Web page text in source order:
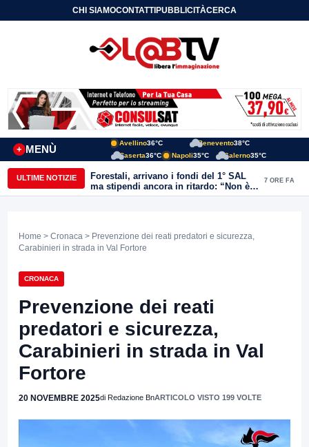
CHI SIAMOCONTATTIPUBBLICITÀCERCA
MENÙ
+
Avellino36°C Benevento38°C
Caserta36°C Napoli35°C Salerno35°C
ULTIME NOTIZIE
Forestali, arrivano i fondi del 1° SAL
ma stipendi ancora in ritardo: “Non è
più sostenibile”
7 ORE FA
Home > Cronaca > Prevenzione dei reati predatori e sicurezza,
Carabinieri in strada in Val Fortore
CRONACA
Prevenzione dei reati
predatori e sicurezza,
Carabinieri in strada in Val
Fortore
20 NOVEMBRE 2025di Redazione BnARTICOLO VISTO 199 VOLTE